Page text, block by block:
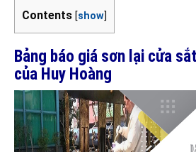
Contents [show]
Bảng báo giá sơn lại cửa
của Huy Hoàng